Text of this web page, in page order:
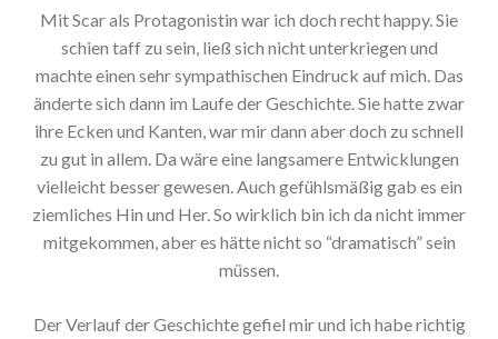
Mit Scar als Protagonistin war ich doch recht happy. Sie
schien taff zu sein, ließ sich nicht unterkriegen und
machte einen sehr sympathischen Eindruck auf mich. Das
änderte sich dann im Laufe der Geschichte. Sie hatte zwar
ihre Ecken und Kanten, war mir dann aber doch zu schnell
zu gut in allem. Da wäre eine langsamere Entwicklungen
vielleicht besser gewesen. Auch gefühlsmäßig gab es ein
ziemliches Hin und Her. So wirklich bin ich da nicht immer
mitgekommen, aber es hätte nicht so “dramatisch” sein
müssen.
Der Verlauf der Geschichte gefiel mir und ich habe richtig